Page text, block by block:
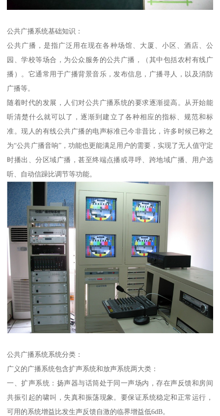
公共广播系统基础知识：
公共广播，是指广泛用在现在各种场馆、大厦、小区、酒店、公
园、学校等场合，为公众服务的公共广播，（其中包括农村有线广
播）。它通常用于广播背景音乐，发布信息，广播寻人，以及消防
广播等。
随着时代的发展，人们对公共广播系统的要求逐渐提高。从开始能
听清楚什么就可以了，逐渐到建立了各种相应的指标、规范和标
准。现人的有线公共广播的电声标准已今非昔比，许多时候已称之
为“公共广播音响”，功能也更能满足用户的需要，实现了无人值守定
时播出、分区域广播，甚至终端点播或寻呼、跨地域广播、用户选
听、自动信躁比调节等功能。
公共广播系统系统分类：
广义的广播系统包含扩声系统和放声系统两大类：
一、扩声系统：扬声器与话筒处于同一声场内，存在声反馈和房间
共振引起的啸叫，失真和振荡现象。要保证系统稳定和正常运行，
可用的系统增益比发生声反馈自激的临界增益低6dB。